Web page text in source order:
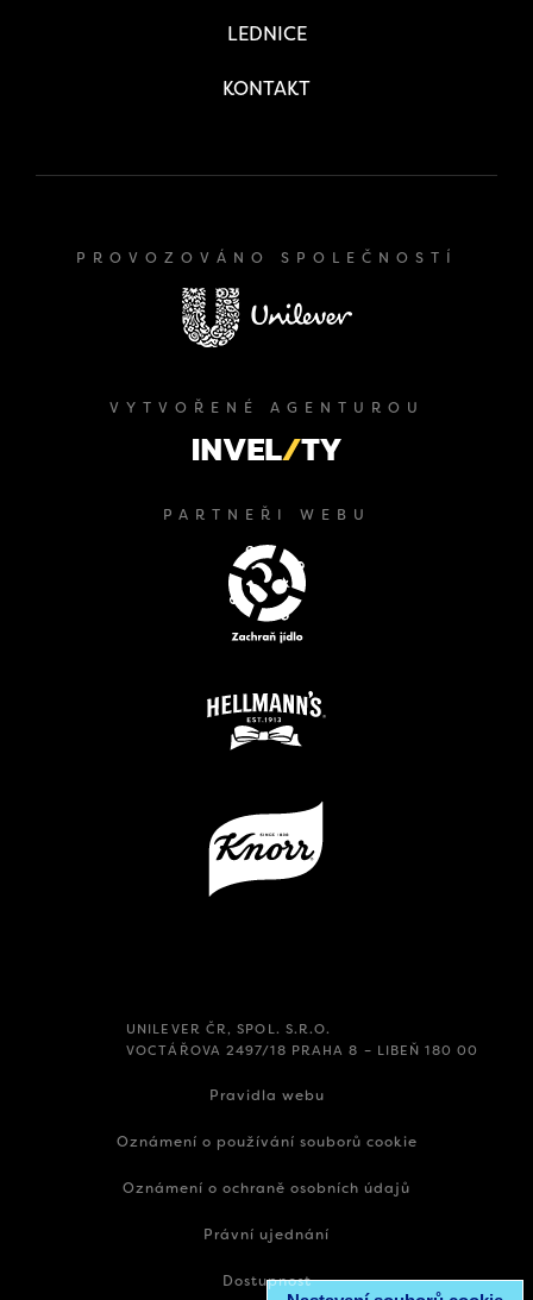
LEDNICE
KONTAKT
PROVOZOVÁNO SPOLEČNOSTÍ
VYTVOŘENÉ AGENTUROU
PARTNEŘI WEBU
UNILEVER ČR, SPOL. S.R.O.
VOCTÁŘOVA 2497/18 PRAHA 8 – LIBEŇ 180 00
Pravidla webu
Oznámení o používání souborů cookie
Oznámení o ochraně osobních údajů
Právní ujednání
Dostupnost